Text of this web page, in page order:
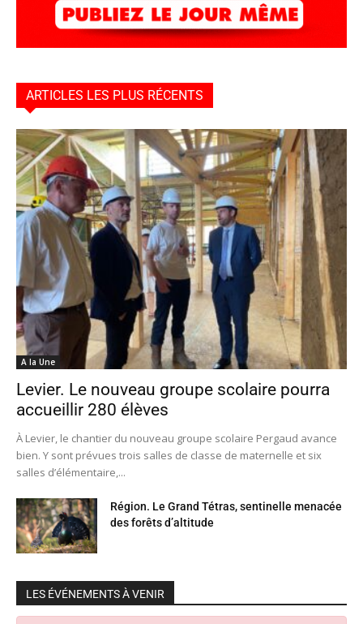
ARTICLES LES PLUS RÉCENTS
A la Une
Levier. Le nouveau groupe scolaire pourra
accueillir 280 élèves
À Levier, le chantier du nouveau groupe scolaire Pergaud avance
bien. Y sont prévues trois salles de classe de maternelle et six
salles d’élémentaire,...
Région. Le Grand Tétras, sentinelle menacée
des forêts d’altitude
LES ÉVÉNEMENTS À VENIR